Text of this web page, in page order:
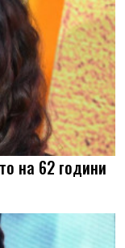
на 62 години